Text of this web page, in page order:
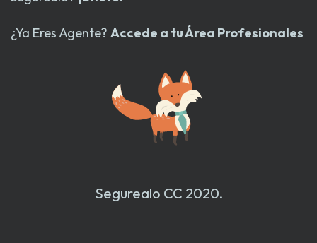
¿Ya Eres Agente? Accede a tu Área Profesionales
Segurealo CC 2020.